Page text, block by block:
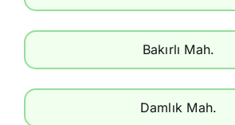
Bakırlı Mah.
Damlık Mah.